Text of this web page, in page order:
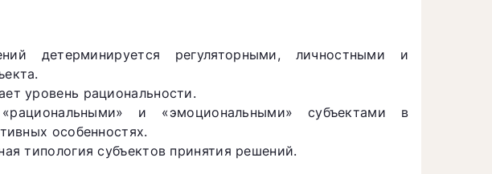
детерминируется регуляторными, личностными и
уровень рациональности.
и «эмоциональными» субъектами в
особенностях.
типология субъектов принятия решений.